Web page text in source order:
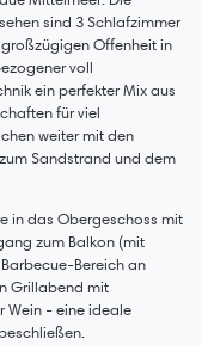
sind 3 Schlafzimmer
Offenheit in
voll
ein perfekter Mix aus
für viel
weiter mit den
Sandstrand und dem
in das Obergeschoss mit
zum Balkon (mit
Bereich an
Grillabend mit
Wein - eine ideale